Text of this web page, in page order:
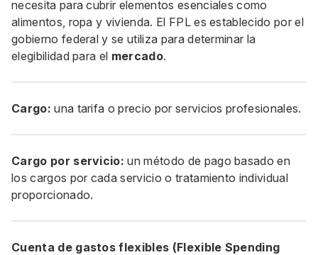
necesita para cubrir elementos esenciales como
alimentos, ropa y vivienda. El FPL es establecido por el
gobierno federal y se utiliza para determinar la
elegibilidad para el mercado.
Cargo: una tarifa o precio por servicios profesionales.
Cargo por servicio: un método de pago basado en
los cargos por cada servicio o tratamiento individual
proporcionado.
Cuenta de gastos flexibles (Flexible Spending